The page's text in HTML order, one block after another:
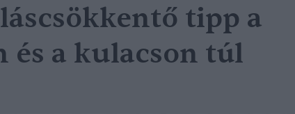
tipp a
és a kulacson túl